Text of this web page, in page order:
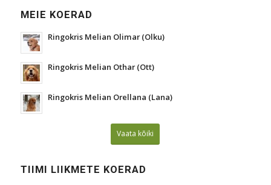
MEIE KOERAD
Ringokris Melian Olimar (Olku)
Ringokris Melian Othar (Ott)
Ringokris Melian Orellana (Lana)
Vaata kõiki
TIIMI LIIKMETE KOERAD